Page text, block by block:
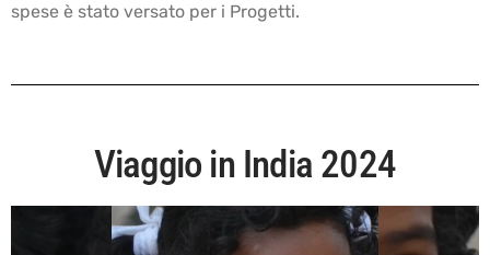
spese è stato versato per i Progetti.
Viaggio in India 2024